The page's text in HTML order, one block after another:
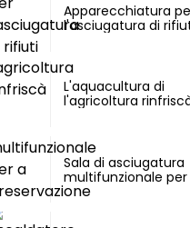
Apparecchiatura
l'asciugatura di
L'aquacultura di
l'agricoltura
Sala di asciugatura
multifunzionale per
preservazione di u